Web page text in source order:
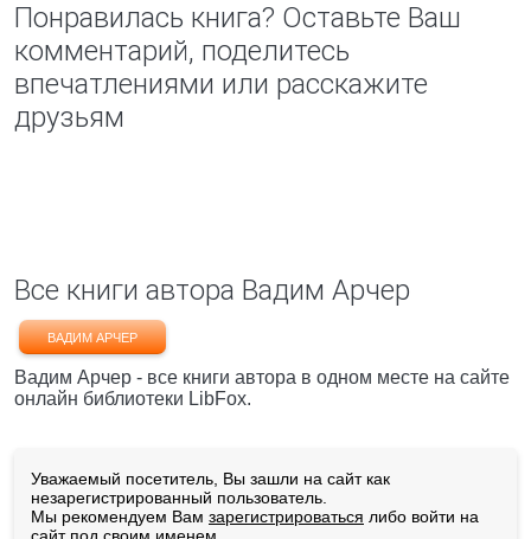
Понравилась книга? Оставьте Ваш
комментарий, поделитесь
впечатлениями или расскажите
друзьям
Все книги автора Вадим Арчер
ВАДИМ АРЧЕР
Вадим Арчер - все книги автора в одном месте на сайте
онлайн библиотеки LibFox.
Уважаемый посетитель, Вы зашли на сайт как
незарегистрированный пользователь.
Мы рекомендуем Вам зарегистрироваться либо войти на